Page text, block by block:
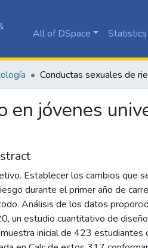
All of DSpace Statistics
en jóvenes
Establecer los cambios que
durante el primer año de
Análisis de los datos
un estudio cuantitativo de
inicial de 423